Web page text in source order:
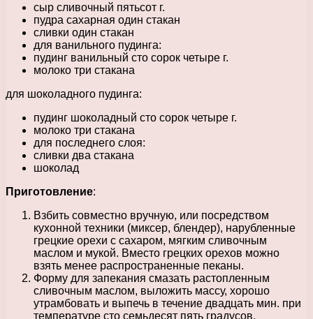
сыр сливочный пятьсот г.
пудра сахарная один стакан
сливки один стакан
для ванильного пудинга:
пудинг ванильный сто сорок четыре г.
молоко три стакана
для шоколадного пудинга:
пудинг шоколадный сто сорок четыре г.
молоко три стакана
для последнего слоя:
сливки два стакана
шоколад
Приготовление:
Взбить совместно вручную, или посредством
кухонной техники (миксер, блендер), нарубленные
грецкие орехи с сахаром, мягким сливочным
маслом и мукой. Вместо грецких орехов можно
взять менее распространенные пеканы.
Форму для запекания смазать растопленным
сливочным маслом, выложить массу, хорошо
утрамбовать и выпечь в течение двадцать мин. при
температуре сто семьдесят пять градусов.